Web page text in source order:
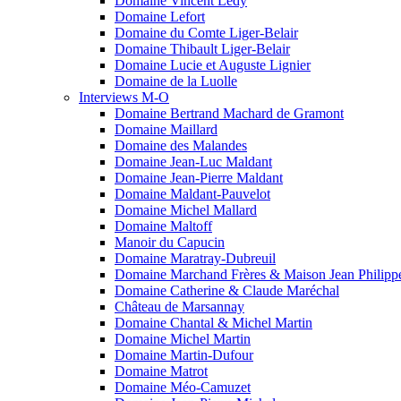
Domaine Lefort
Domaine du Comte Liger-Belair
Domaine Thibault Liger-Belair
Domaine Lucie et Auguste Lignier
Domaine de la Luolle
Interviews M-O
Domaine Bertrand Machard de Gramont
Domaine Maillard
Domaine des Malandes
Domaine Jean-Luc Maldant
Domaine Jean-Pierre Maldant
Domaine Maldant-Pauvelot
Domaine Michel Mallard
Domaine Maltoff
Manoir du Capucin
Domaine Maratray-Dubreuil
Domaine Marchand Frères & Maison Jean
Domaine Catherine & Claude Maréchal
Château de Marsannay
Domaine Chantal & Michel Martin
Domaine Michel Martin
Domaine Martin-Dufour
Domaine Matrot
Domaine Méo-Camuzet